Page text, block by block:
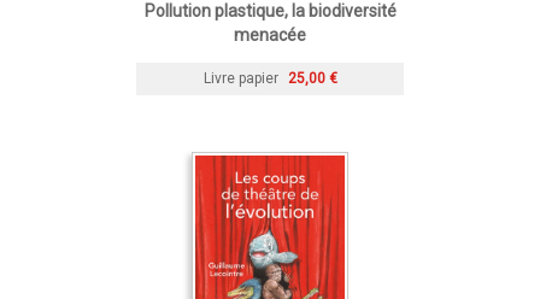
Pollution plastique, la biodiversité
menacée
Livre papier 25,00 €